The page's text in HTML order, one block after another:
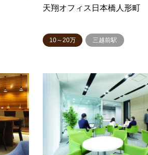
天翔オフィス日本橋人形町
10～20万 三越前駅